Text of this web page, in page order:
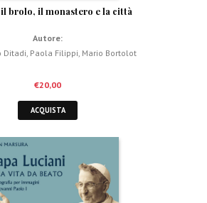
brolo, il monastero e la città
Autore:
Ditadi, Paola Filippi, Mario Bortolot
€20,00
ACQUISTA